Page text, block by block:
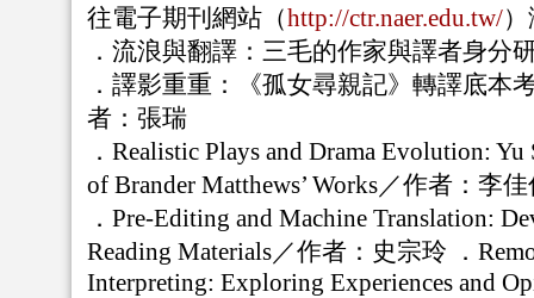
往電子期刊網站（http://ctr.naer.edu.tw/
．流浪與翻譯：三毛的作家與譯者身分
． 譯影重重：《孤女尋親記》轉譯底本
者：張瑞
． Realistic Plays and Drama Evolution: Yu
of Brander Matthews’ Works／作者：李
． Pre-Editing and Machine Translation:
Reading Materials／作者：史宗玲
．
Interpreting: Exploring Experiences and